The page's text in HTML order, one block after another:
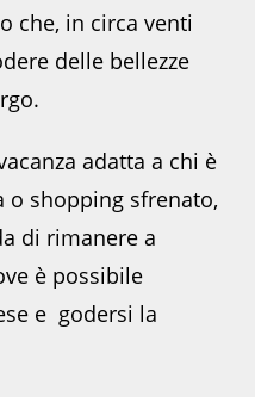
che, in circa venti
delle bellezze
adatta a chi è
o shopping sfrenato,
di rimanere a
è possibile
e godersi la